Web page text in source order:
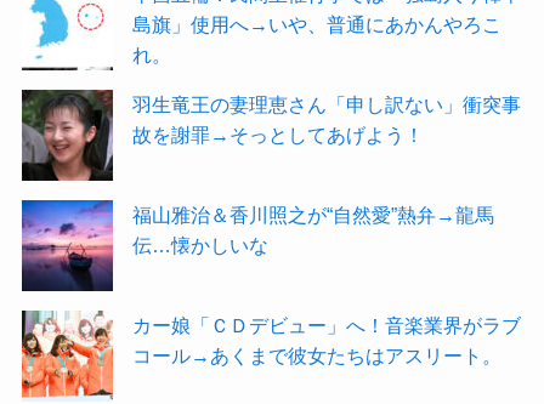
島旗」使用へ→いや、普通にあかんやろこ
れ。
羽生竜王の妻理恵さん「申し訳ない」衝突事
故を謝罪→そっとしてあげよう！
福山雅治＆香川照之が“自然愛”熱弁→龍馬
伝…懐かしいな
カー娘「ＣＤデビュー」へ！音楽業界がラブ
コール→あくまで彼女たちはアスリート。